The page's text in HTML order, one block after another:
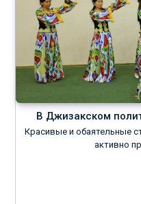
В Джизакском
Красивые и обаятельные
активно